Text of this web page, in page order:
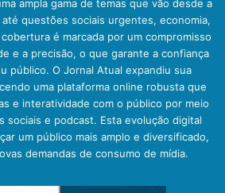
ampla gama de temas que vão desde a
questões sociais urgentes, economia,
é marcada por um compromisso
e a precisão, o que garante a confiança
público. O Jornal Atual expandiu sua
uma plataforma online robusta que
e interatividade com o público por meio
sociais e podcast. Esta evolução digital
um público mais amplo e diversificado,
demandas de consumo de mídia.